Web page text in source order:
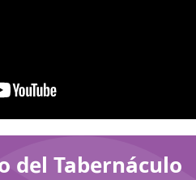
del Tabernáculo